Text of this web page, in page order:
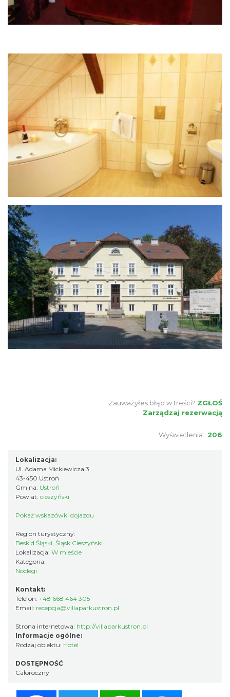
Zauważyłeś błąd w treści? ZGŁOŚ
Zarządzaj rezerwacją
Wyświetlenia: 206
Lokalizacja:
Ul. Adama Mickiewicza 3
43-450 Ustroń
Gmina: Ustroń
Powiat: cieszyński
Pokaż wskazówki dojazdu
Region turystyczny:
Beskid Śląski, Śląsk Cieszyński
Lokalizacja: W mieście
Kategoria:
Noclegi
Kontakt:
Telefon: +48 668 464 305
Email: recepcja@villaparkustron.pl
Strona internetowa: http://villaparkustron.pl
Informacje ogólne:
Rodzaj obiektu: Hotel
DOSTĘPNOŚĆ
Całoroczny
Twitter